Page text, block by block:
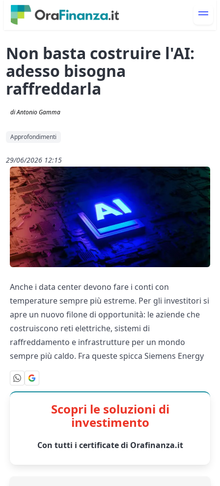
Non basta costruire l'AI:
adesso bisogna
raffreddarla
di Antonio Gamma
Approfondimenti
29/06/2026 12:15
Anche i data center devono fare i conti con
temperature sempre più estreme. Per gli investitori si
apre un nuovo filone di opportunità: le aziende che
costruiscono reti elettriche, sistemi di
raffreddamento e infrastrutture per un mondo
sempre più caldo. Fra queste spicca Siemens Energy
Scopri le soluzioni di
investimento
Con tutti i certificate di Orafinanza.it